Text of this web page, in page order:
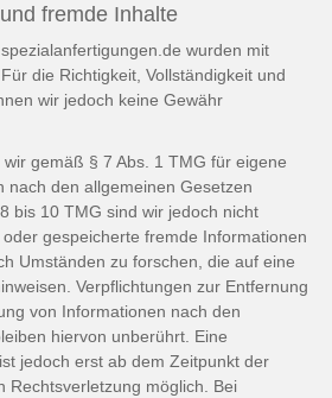
fremde Inhalte
wurden mit
die Richtigkeit, Vollständigkeit und
wir jedoch keine Gewähr
gemäß § 7 Abs. 1 TMG für eigene
nach den allgemeinen Gesetzen
bis 10 TMG sind wir jedoch nicht
gespeicherte fremde Informationen
Umständen zu forschen, die auf eine
Verpflichtungen zur Entfernung
von Informationen nach den
hiervon unberührt. Eine
jedoch erst ab dem Zeitpunkt der
Rechtsverletzung möglich. Bei